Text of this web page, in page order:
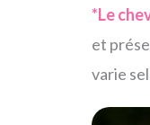
*Le
et
varie